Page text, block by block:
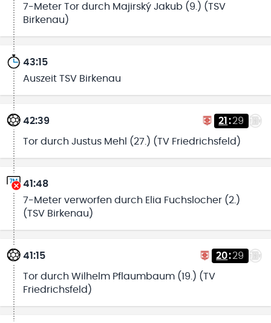
7-Meter Tor durch Majirský Jakub (9.) (TSV
Birkenau)
43:15
Auszeit TSV Birkenau
42:39 21 :29
Tor durch Justus Mehl (27.) (TV Friedrichsfeld)
41:48
7-Meter verworfen durch Elia Fuchslocher (2.)
(TSV Birkenau)
41:15 20:29
Tor durch Wilhelm Pflaumbaum (19.) (TV
Friedrichsfeld)